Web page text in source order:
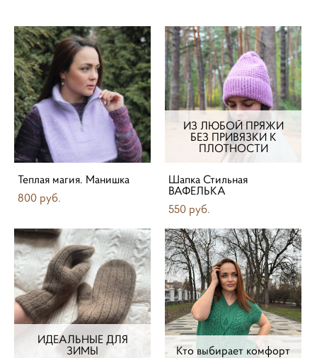
Теплая магия. Манишка
800 pуб.
ИЗ ЛЮБОЙ ПРЯЖИ
БЕЗ ПРИВЯЗКИ К
ПЛОТНОСТИ
Шапка Стильная
ВАФЕЛЬКА
550 pуб.
ИДЕАЛЬНЫЕ ДЛЯ
ЗИМЫ
Кто выбирает комфорт